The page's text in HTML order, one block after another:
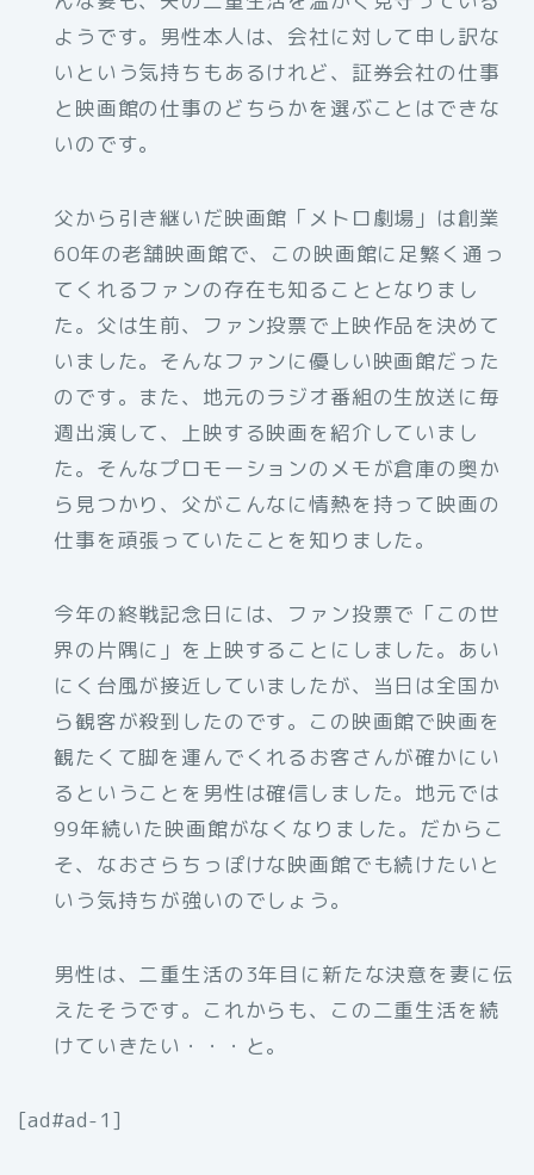
ようです。男性本人は、会社に対して申し訳な
いという気持ちもあるけれど、証券会社の仕事
と映画館の仕事のどちらかを選ぶことはできな
いのです。
父から引き継いだ映画館「メトロ劇場」は創業
60年の老舗映画館で、この映画館に足繁く通っ
てくれるファンの存在も知ることとなりまし
た。父は生前、ファン投票で上映作品を決めて
いました。そんなファンに優しい映画館だった
のです。また、地元のラジオ番組の生放送に毎
週出演して、上映する映画を紹介していまし
た。そんなプロモーションのメモが倉庫の奥か
ら見つかり、父がこんなに情熱を持って映画の
仕事を頑張っていたことを知りました。
今年の終戦記念日には、ファン投票で「この世
界の片隅に」を上映することにしました。あい
にく台風が接近していましたが、当日は全国か
ら観客が殺到したのです。この映画館で映画を
観たくて脚を運んでくれるお客さんが確かにい
るということを男性は確信しました。地元では
99年続いた映画館がなくなりました。だからこ
そ、なおさらちっぽけな映画館でも続けたいと
いう気持ちが強いのでしょう。
男性は、二重生活の3年目に新たな決意を妻に伝
えたそうです。これからも、この二重生活を続
けていきたい・・・と。
[ad#ad-1]